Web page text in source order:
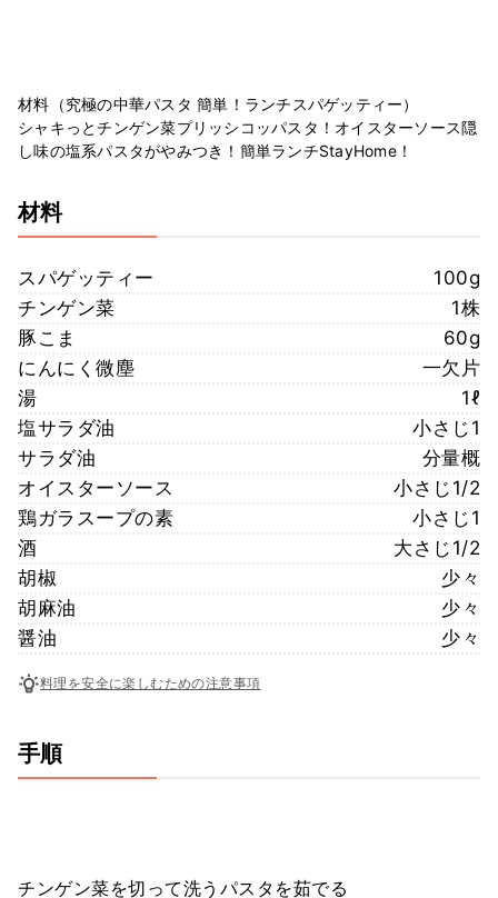
材料（究極の中華パスタ 簡単！ランチスパゲッティー）
シャキっとチンゲン菜プリッシコッパスタ！オイスターソース隠
し味の塩系パスタがやみつき！簡単ランチStayHome！
材料
スパゲッティー
100g
チンゲン菜
1株
豚こま
60g
にんにく微塵
一欠片
湯
1ℓ
塩サラダ油
小さじ1
サラダ油
分量概
オイスターソース
小さじ1/2
鶏ガラスープの素
小さじ1
酒
大さじ1/2
胡椒
少々
胡麻油
少々
醤油
少々
料理を安全に楽しむための注意事項
手順
チンゲン菜を切って洗うパスタを茹でる